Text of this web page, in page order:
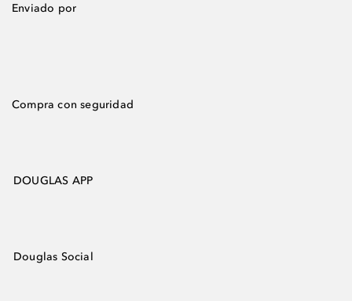
Enviado por
Compra con seguridad
DOUGLAS APP
Douglas Social